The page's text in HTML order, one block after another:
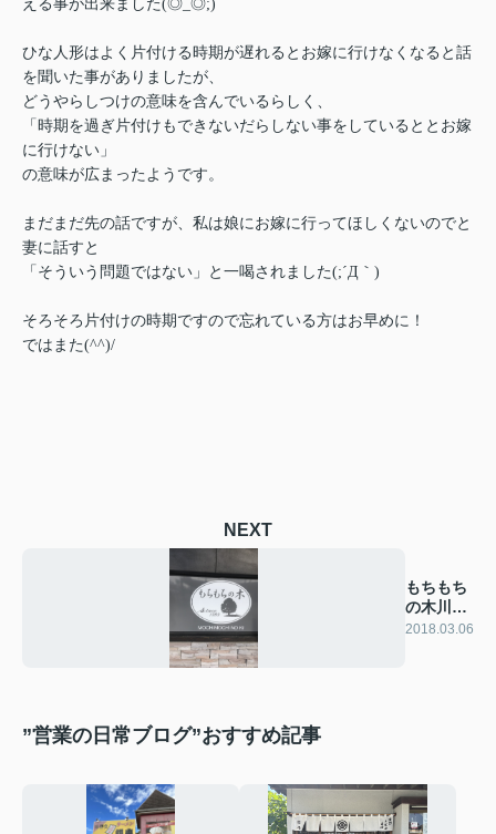
える事が出来ました(◎_◎;)
ひな人形はよく片付ける時期が遅れるとお嫁に行けなくなると話
を聞いた事がありましたが、
どうやらしつけの意味を含んでいるらしく、
「時期を過ぎ片付けもできないだらしない事をしているととお嫁
に行けない」
の意味が広まったようです。
まだまだ先の話ですが、私は娘にお嫁に行ってほしくないのでと
妻に話すと
「そういう問題ではない」と一喝されました(;´Д｀)
そろそろ片付けの時期ですので忘れている方はお早めに！
ではまた(^^)/
NEXT
もちもち
の木川越
店
2018.03.06
”営業の日常ブログ”おすすめ記事